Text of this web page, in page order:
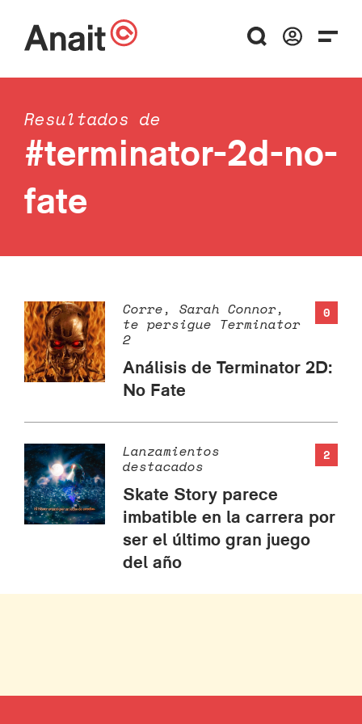
Resultados de
#terminator-2d-no-
fate
0
Corre, Sarah Connor,
te persigue Terminator
2
Análisis de Terminator 2D:
No Fate
2
Lanzamientos
destacados
Skate Story parece
imbatible en la carrera por
ser el último gran juego
del año